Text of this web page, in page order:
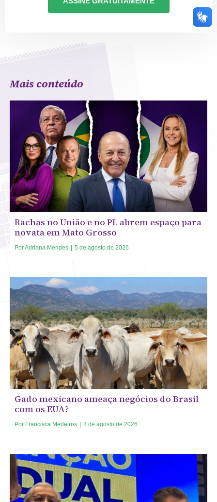
Mais conteúdo
Rachas no União e no PL abrem espaço para
novata em Mato Grosso
PorAdriana Mendes 5 de agosto de 2026
Gado mexicano ameaça negócios do Brasil
com os EUA?
Por Francisca Medeiros 3 de agosto de 2026